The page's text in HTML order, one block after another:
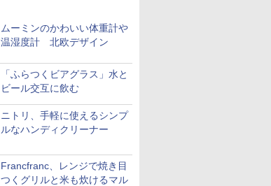
ムーミンのかわいい体重計や
温湿度計 北欧デザイン
「ふらつくビアグラス」水と
ビール交互に飲む
ニトリ、手軽に使えるシンプ
ルなハンディクリーナー
Francfranc、レンジで焼き目
つくグリルと米も炊けるマル